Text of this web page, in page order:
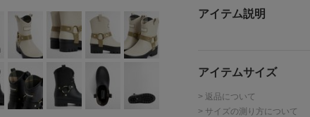
アイテム説明
アイテムサイズ
> 返品について
> サイズの測り方について